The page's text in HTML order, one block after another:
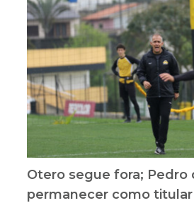
Otero segue fora; Pedro
permanecer como titular